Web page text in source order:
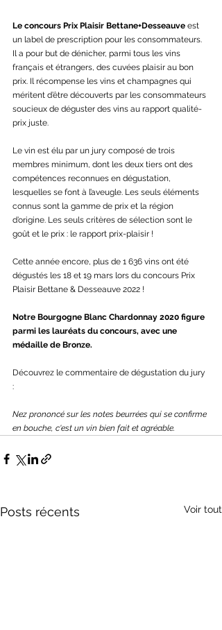
Le concours Prix Plaisir Bettane+Desseauve est
un label de prescription pour les consommateurs.
Il a pour but de dénicher, parmi tous les vins
français et étrangers, des cuvées plaisir au bon
prix. Il récompense les vins et champagnes qui
méritent d’être découverts par les consommateurs
soucieux de déguster des vins au rapport qualité-
prix juste.
Le vin est élu par un jury composé de trois
membres minimum, dont les deux tiers ont des
compétences reconnues en dégustation,
lesquelles se font à l’aveugle. Les seuls éléments
connus sont la gamme de prix et la région
d’origine. Les seuls critères de sélection sont le
goût et le prix : le rapport prix-plaisir !
Cette année encore, plus de 1 636 vins ont été
dégustés les 18 et 19 mars lors du concours Prix
Plaisir Bettane & Desseauve 2022 !
Notre Bourgogne Blanc Chardonnay 2020 figure
parmi les lauréats du concours, avec une
médaille de Bronze.
Découvrez le commentaire de dégustation du jury
:
Nez prononcé sur les notes beurrées qui se confirme
en bouche, c'est un vin bien fait et agréable.
Posts récents Voir tout